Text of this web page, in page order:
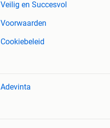
Veilig en Succesvol
Voorwaarden
Cookiebeleid
Adevinta